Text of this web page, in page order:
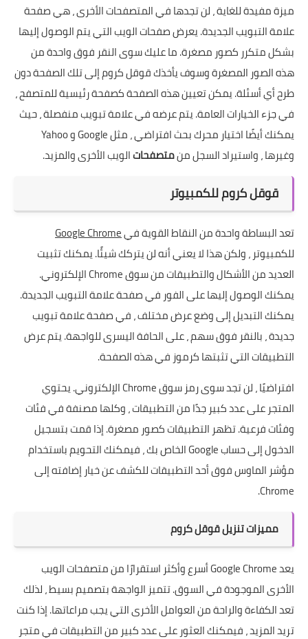
ميزة مفيدة للغاية ، لن تجدها في المتصفحات الأخرى ، هي صفحة
علامة التبويب الجديدة. يعرض صفحات الويب التي يتم الوصول إليها
بشكل متكرر كصور مصغرة. ما عليك سوى النقر فوق واحدة من
هذه الصور المصغرة وسوف يأخذك قوقل كروم إلى تلك الصفحة دون
طرح أي أسئلة. يمكن تعيين هذه الصفحة كصفحة رئيسية للمتصفح ،
في جزء الخيارات العامة. يتم عرضه في علامة تبويب منفصلة ، حيث
يمكنك أيضًا اختيار محرك بحث افتراضي ، مثل Google و Yahoo
وغيرها ، واستيراد السجل منمتصفحاتالويب الأخرى والمزيد.
قوقل كروم للكمبيوتر
تعد البساطة واحدة من النقاط القوية فيGoogle Chrome
للكمبيوتر ، ولكن هذا لا يعني أنه لن يتركك شيئًا. يمكنك تثبيت
العديد من الأشكال والتطبيقات من سوق Chrome الإلكتروني.
يمكنك الوصول إليها على الفور في صفحة علامة التبويب الجديدة.
يمكنك التبديل إلى وضع عرض مختلف ، في صفحة علامة تبويب
جديدة ، بالنقر فوق سهم ، على الحافة اليسرى للواجهة. يتم عرض
التطبيقات التي تثبتها كرموز في هذه الصفحة.
افتراضيًا ، لن تجد سوى رمز سوق Chrome الإلكتروني. يحتوي
المتجر على عدد كبير جدًا من التطبيقات ، وكلها مصنفة في فئات
وفئات فرعية. تظهر التطبيقات كصور مصغرة. إذا قمت بتسجيل
الدخول إلىحساب Google
الخاص بك ، فيمكنك التحويم باستخدام
مؤشر الماوس فوق أحد التطبيقات للكشف عن خيار إضافته إلى
Chrome.
مميزات تنزيل قوقل كروم
يعد Google Chrome أسرع وأكثر استقرارًا من متصفحات الويب
الأخرى الموجودة في السوق. تتميز الواجهة بتصميم بسيط ، لذلك
تعد الكفاءة والراحة من العوامل الأخرى التي يجب مراعاتها. إذا كنت
تريد المزيد ، فيمكنك العثور على عدد كبير من التطبيقات في متجر